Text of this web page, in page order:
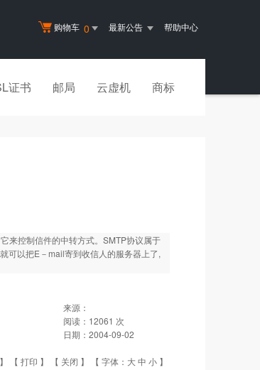
购物车 0 最新公告 帮助中心
证书 邮局 云虚机 商标
来控制信件的中转方式。SMTP协议属于
可以把E－mail寄到收信人的服务器上了,
来源：
阅读： 12061 次
日期： 2004-09-02
】 【 打印 】 【 关闭 】 【 字体： 大中 小 】